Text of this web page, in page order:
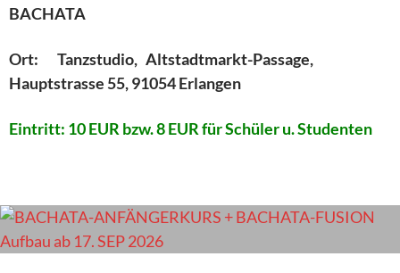
BACHATA
Ort: Tanzstudio, Altstadtmarkt-Passage,
Hauptstrasse 55, 91054 Erlangen
Eintritt: 10 EUR bzw. 8 EUR für Schüler u. Studenten